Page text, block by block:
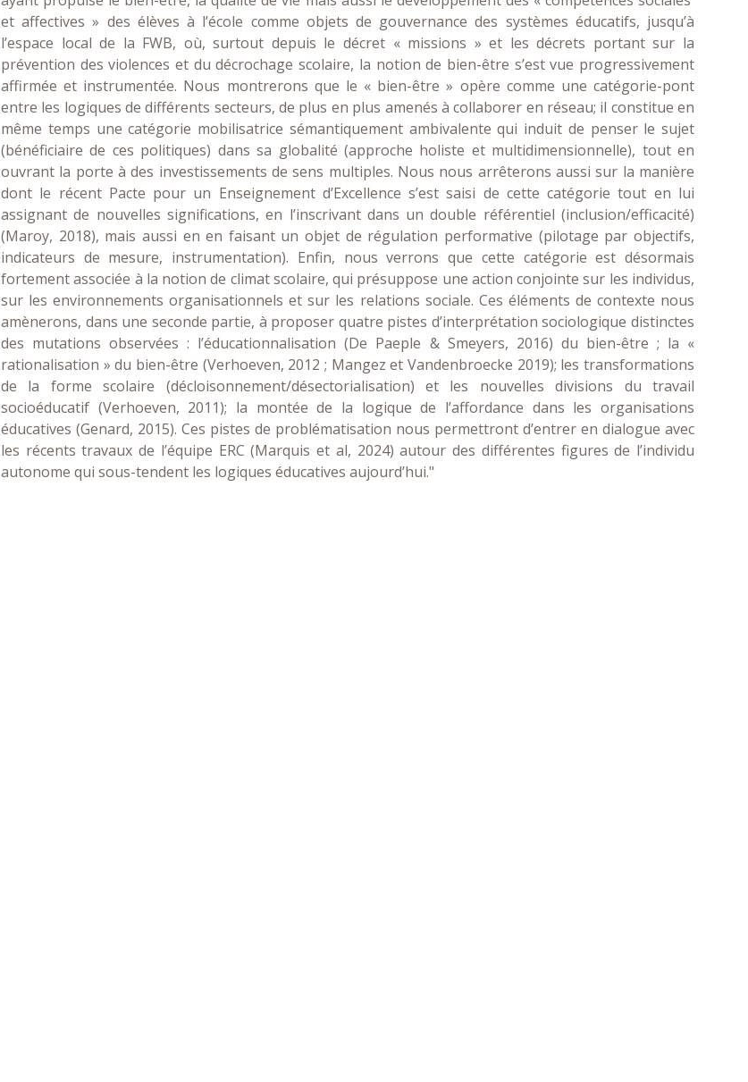
et affectives » des élèves à l’école comme objets de gouvernance des systèmes éducatifs, jusqu’à
l’espace local de la FWB, où, surtout depuis le décret « missions » et les décrets portant sur la
prévention des violences et du décrochage scolaire, la notion de bien-être s’est vue progressivement
affirmée et instrumentée. Nous montrerons que le « bien-être » opère comme une catégorie-pont
entre les logiques de différents secteurs, de plus en plus amenés à collaborer en réseau; il constitue en
même temps une catégorie mobilisatrice sémantiquement ambivalente qui induit de penser le sujet
(bénéficiaire de ces politiques) dans sa globalité (approche holiste et multidimensionnelle), tout en
ouvrant la porte à des investissements de sens multiples. Nous nous arrêterons aussi sur la manière
dont le récent Pacte pour un Enseignement d’Excellence s’est saisi de cette catégorie tout en lui
assignant de nouvelles significations, en l’inscrivant dans un double référentiel (inclusion/efficacité)
(Maroy, 2018), mais aussi en en faisant un objet de régulation performative (pilotage par objectifs,
indicateurs de mesure, instrumentation). Enfin, nous verrons que cette catégorie est désormais
fortement associée à la notion de climat scolaire, qui présuppose une action conjointe sur les individus,
sur les environnements organisationnels et sur les relations sociale. Ces éléments de contexte nous
amènerons, dans une seconde partie, à proposer quatre pistes d’interprétation sociologique distinctes
des mutations observées : l’éducationnalisation (De Paeple & Smeyers, 2016) du bien-être ; la «
rationalisation » du bien-être (Verhoeven, 2012 ; Mangez et Vandenbroecke 2019); les transformations
de la forme scolaire (décloisonnement/désectorialisation) et les nouvelles divisions du travail
socioéducatif (Verhoeven, 2011); la montée de la logique de l’affordance dans les organisations
éducatives (Genard, 2015). Ces pistes de problématisation nous permettront d’entrer en dialogue avec
les récents travaux de l’équipe ERC (Marquis et al, 2024) autour des différentes figures de l’individu
autonome qui sous-tendent les logiques éducatives aujourd’hui."